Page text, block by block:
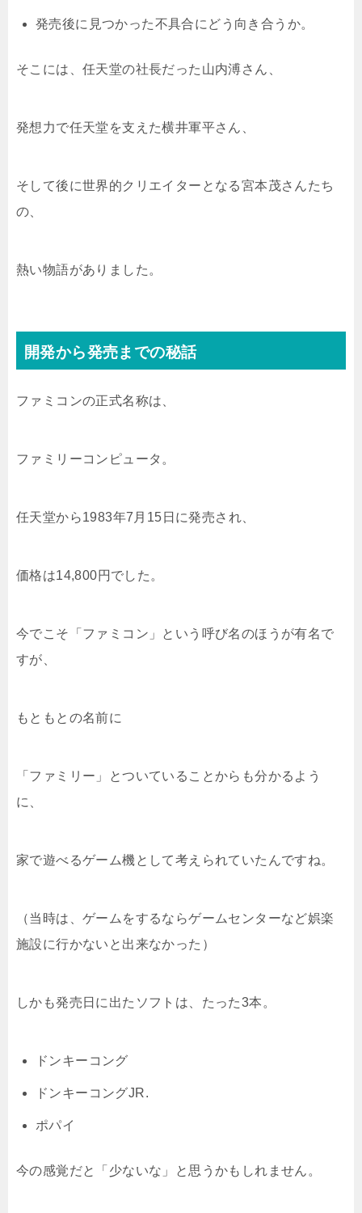
発売後に見つかった不具合にどう向き合うか。
そこには、任天堂の社長だった山内溥さん、
発想力で任天堂を支えた横井軍平さん、
そして後に世界的クリエイターとなる宮本茂さんたち
の、
熱い物語がありました。
開発から発売までの秘話
ファミコンの正式名称は、
ファミリーコンピュータ。
任天堂から1983年7月15日に発売され、
価格は14,800円でした。
今でこそ「ファミコン」という呼び名のほうが有名で
すが、
もともとの名前に
「ファミリー」とついていることからも分かるよう
に、
家で遊べるゲーム機として考えられていたんですね。
（当時は、ゲームをするならゲームセンターなど娯楽
施設に行かないと出来なかった）
しかも発売日に出たソフトは、たった3本。
ドンキーコング
ドンキーコングJR.
ポパイ
今の感覚だと「少ないな」と思うかもしれません。